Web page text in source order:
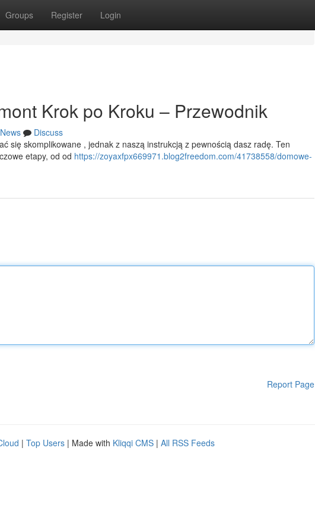
Groups Register Login
Krok po Kroku – Przewodnik
News
Discuss
się skomplikowane , jednak z naszą instrukcją z pewnością dasz radę. Ten
etapy, od od https://zoyaxfpx669971.blog2freedom.com/41738558/domowe-
Report Page
| Top Users | Made with Kliqqi CMS | All RSS Feeds